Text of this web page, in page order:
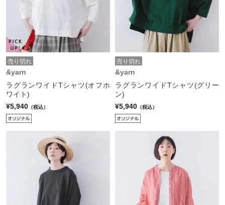
売り切れ
&yarn
ラグランワイドTシャツ(オフホ
ワイト)
¥5,940 （税込）
売り切れ
&yarn
ラグランワイドTシャツ(グリー
ン)
¥5,940 （税込）